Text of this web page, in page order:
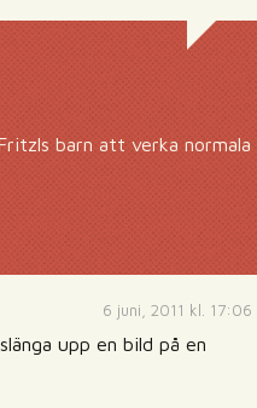
barn att verka normala
6 juni, 2011 kl. 17:06
upp en bild på en